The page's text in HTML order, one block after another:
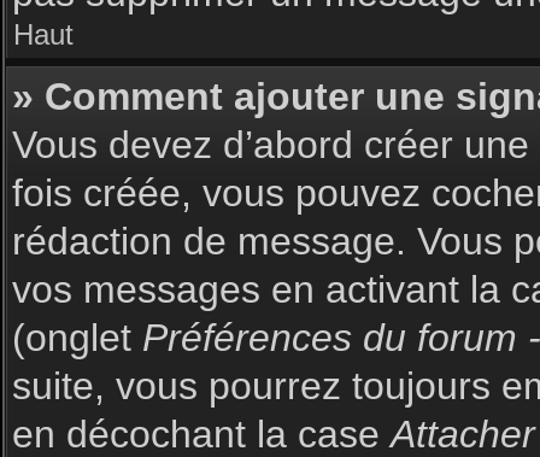
Haut
» Comment ajouter une
Vous devez d’abord créer
fois créée, vous pouvez
rédaction de message. Vous
vos messages en activant la
(onglet Préférences du forum
suite, vous pourrez toujours
en décochant la case